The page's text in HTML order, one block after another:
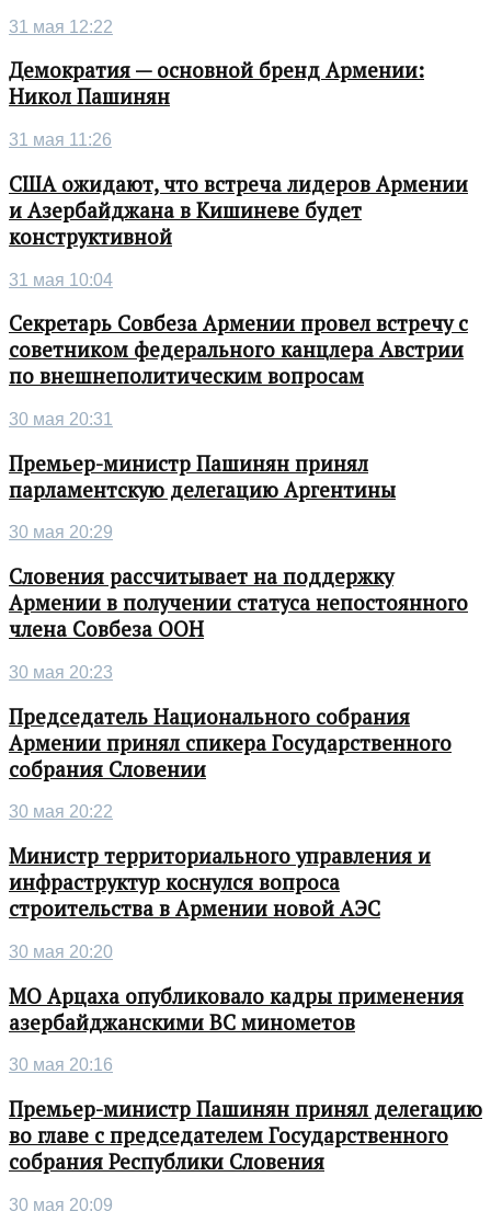
31 мая 12:22
Демократия — основной бренд Армении:
Никол Пашинян
31 мая 11:26
США ожидают, что встреча лидеров Армении
и Азербайджана в Кишиневе будет
конструктивной
31 мая 10:04
Секретарь Совбеза Армении провел встречу с
советником федерального канцлера Австрии
по внешнеполитическим вопросам
30 мая 20:31
Премьер-министр Пашинян принял
парламентскую делегацию Аргентины
30 мая 20:29
Словения рассчитывает на поддержку
Армении в получении статуса непостоянного
члена Совбеза ООН
30 мая 20:23
Председатель Национального собрания
Армении принял спикера Государственного
собрания Словении
30 мая 20:22
Министр территориального управления и
инфраструктур коснулся вопроса
строительства в Армении новой АЭС
30 мая 20:20
МО Арцаха опубликовало кадры применения
азербайджанскими ВС минометов
30 мая 20:16
Премьер-министр Пашинян принял делегацию
во главе с председателем Государственного
собрания Республики Словения
30 мая 20:09